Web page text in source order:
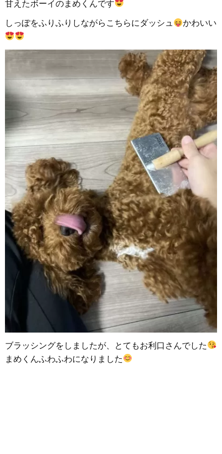
甘えたボーイのまめくんです
しっぽをふりふりしながらこちらにダッシュ
かわいい
ブラッシングをしましたが、とてもお利口さんでした
まめくんふわふわになりました